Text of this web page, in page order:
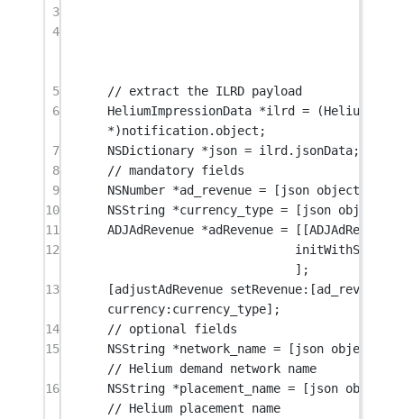
3
4
5
// extract the ILRD payload
6
HeliumImpressionData *ilrd =
*)notification.object;
7
NSDictionary *json = ilrd.jsonData;
8
// mandatory fields
9
NSNumber *ad_revenue = [json
10
NSString *currency_type = [json
11
ADJAdRevenue *adRevenue = [[ADJAdRevenue
12
initWithSource:
];
13
[adjustAdRevenue setRevenue: [ad_revenue
currency: currency_type];
14
// optional fields
15
NSString *network_name = [json
// Helium demand network name
16
NSString *placement_name = [json
// Helium placement name